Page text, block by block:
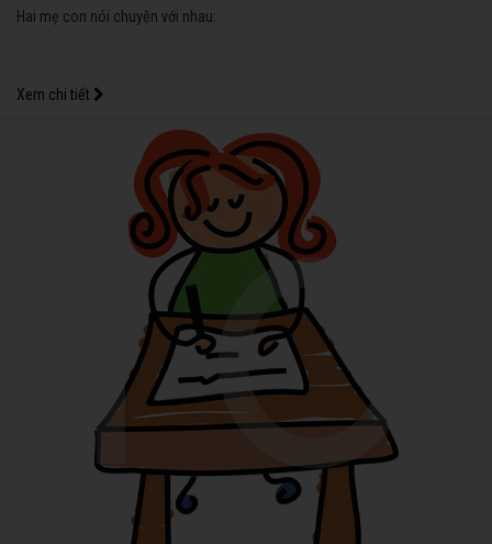
Hai mẹ con nói chuyện với nhau:
Xem chi tiết